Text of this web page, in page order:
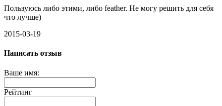
Пользуюсь либо этими, либо feather. Не могу решить для себя
что лучше)
2015-03-19
Написать отзыв
Ваше имя:
Рейтинг